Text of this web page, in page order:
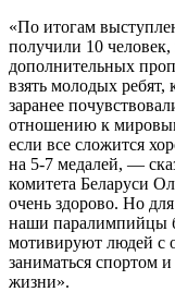
«По итогам
получили 10
дополнительных
взять молодых
заранее
отношению к
если все сложится
на 5-7 медалей, —
комитета Беларуси
очень здорово. Но
наши паралимпийцы
мотивируют людей с
заниматься спортом
жизни».